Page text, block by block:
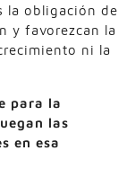
la obligación de
y favorezcan la
ni la
para la
las
en esa